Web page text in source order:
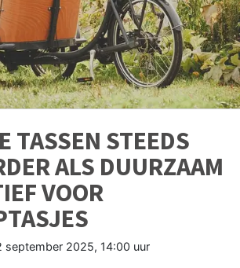
TASSEN STEEDS
ALS DUURZAAM
VOOR
september 2025, 14:00 uur